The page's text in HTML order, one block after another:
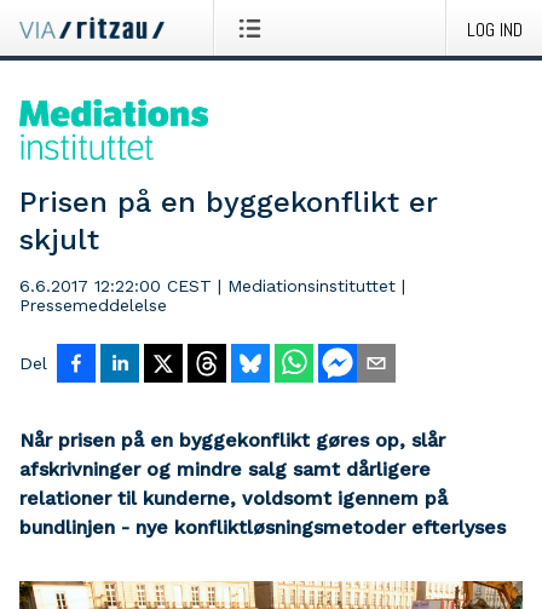
LOG IND
Prisen på en byggekonflikt er
skjult
6.6.2017 12:22:00 CEST | Mediationsinstituttet |
Pressemeddelelse
Del
Når prisen på en byggekonflikt gøres op, slår
afskrivninger og mindre salg samt dårligere
relationer til kunderne, voldsomt igennem på
bundlinjen - nye konfliktløsningsmetoder efterlyses